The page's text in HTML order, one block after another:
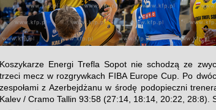
Koszykarze Energi Trefla Sopot nie schodzą ze
trzeci mecz w rozgrywkach FIBA Europe Cup. Po
zespołami z Azerbejdżanu w środę podopieczni
Kalev / Cramo Tallin 93:58 (27:14, 18:14, 20:22, 28:8).